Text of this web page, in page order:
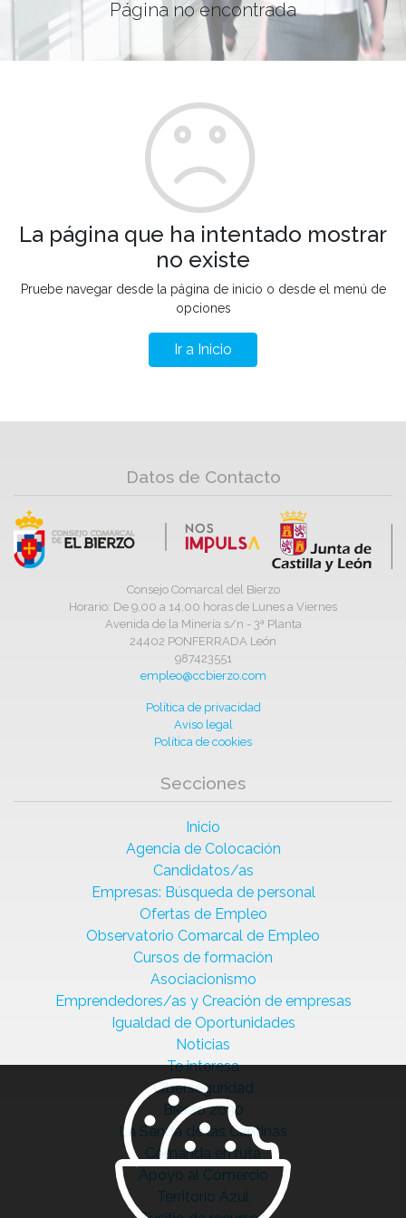
Página no encontrada
La página que ha intentado mostrar
no existe
Pruebe navegar desde la página de inicio o desde el menú de
opciones
Ir a Inicio
Datos de Contacto
Consejo Comarcal del Bierzo
Horario: De 9,00 a 14,00 horas de Lunes a Viernes
Avenida de la Minería s/n - 3ª Planta
24402 PONFERRADA León
987423551
empleo@ccbierzo.com
Política de privacidad
Aviso legal
Política de cookies
Secciones
Inicio
Agencia de Colocación
Candidatos/as
Empresas: Búsqueda de personal
Ofertas de Empleo
Observatorio Comarcal de Empleo
Cursos de formación
Asociacionismo
Emprendedores/as y Creación de empresas
Igualdad de Oportunidades
Noticias
Te interesa
Ciberseguridad
Bierzo 2030
La Senda de las Cantinas
Comanda en ruta
Apoyo al Comercio
Territorio Azul